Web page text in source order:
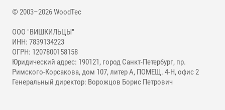
© 2003–2026 WoodTec
ООО "ВИШКИЛЬЦЫ"
ИНН: 7839134223
ОГРН: 1207800158158
Юридический адрес: 190121, город Санкт-Петербург, пр.
Римского-Корсакова, дом 107, литер А, ПОМЕЩ. 4-Н, офис 2
Генеральный директор: Ворожцов Борис Петрович